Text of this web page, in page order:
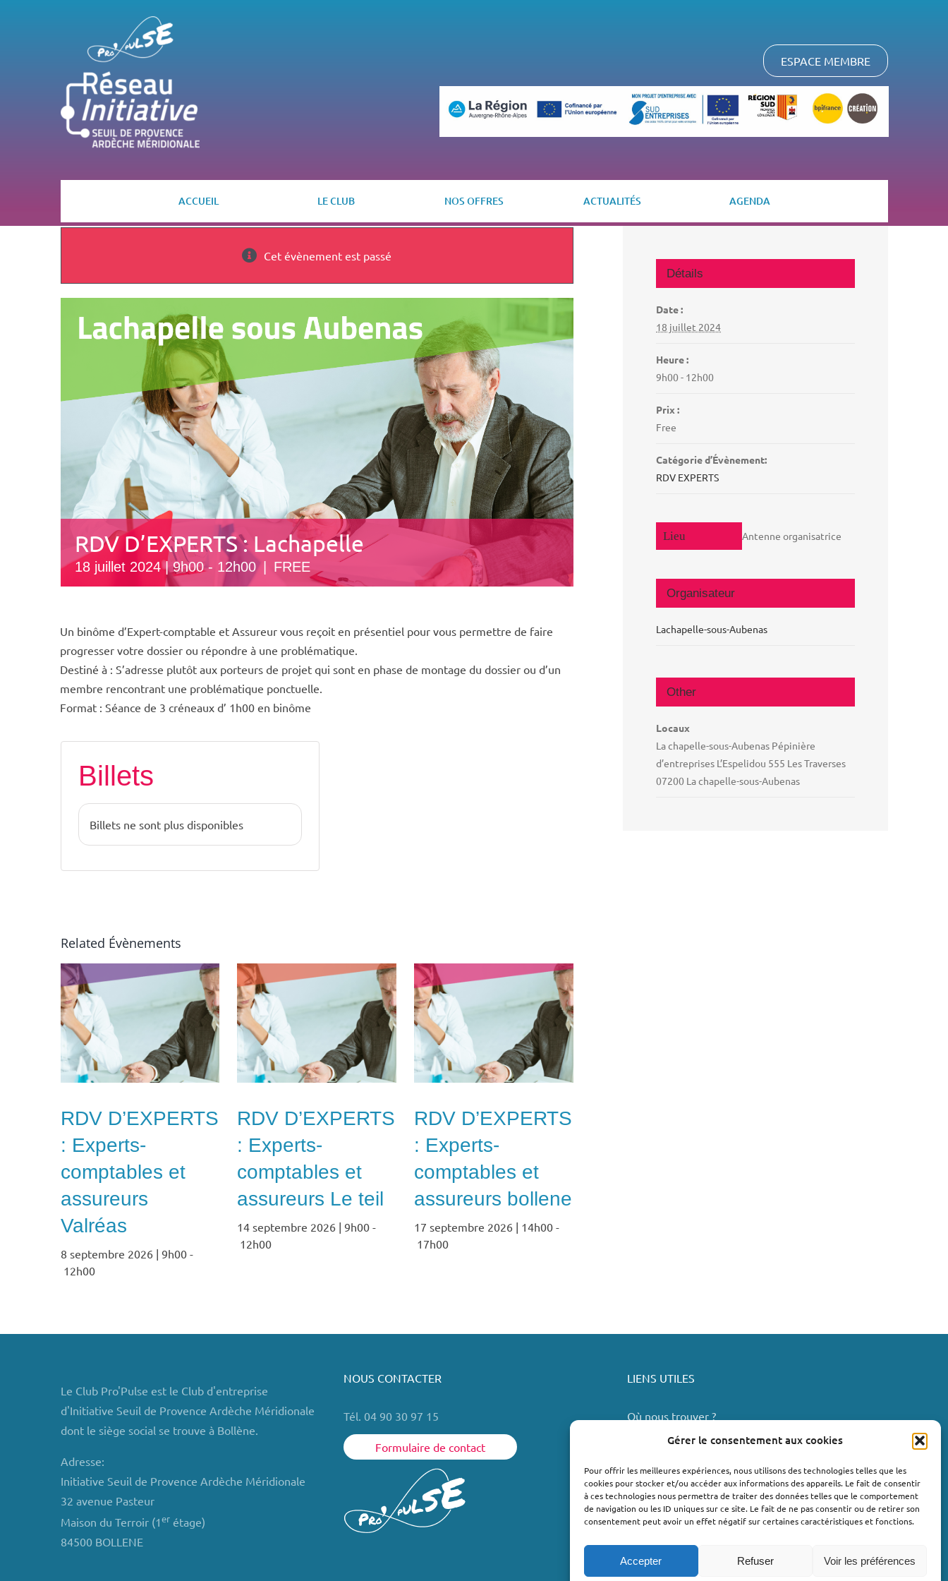
Gérer le consentement aux cookies
Pour offrir les meilleures expériences, nous utilisons des technologies telles que les
cookies pour stocker et/ou accéder aux informations des appareils. Le fait de consentir
à ces technologies nous permettra de traiter des données telles que le comportement
de navigation ou les ID uniques sur ce site. Le fait de ne pas consentir ou de retirer son
consentement peut avoir un effet négatif sur certaines caractéristiques et fonctions.
Accepter Refuser Voir les préférences
ESPACE MEMBRE
ACCUEIL LE CLUB NOS OFFRES ACTUALITÉS AGENDA
Cet évènement est passé
RDV D’EXPERTS : Lachapelle
18 juillet 2024 | 9h00- 12h00 FREE
Un binôme d’Expert-comptable et Assureur vous reçoit en présentiel pour vous permettre de faire
progresser votre dossier ou répondre à une problématique.
Destiné à : S’adresse plutôt aux porteurs de projet qui sont en phase de montage du dossier ou d’un
membre rencontrant une problématique ponctuelle.
Format : Séance de 3 créneaux d’ 1h00 en binôme
Billets
Billets ne sont plus disponibles
Related Évènements
RDV D’EXPERTS
: Experts-
comptables et
assureurs
Valréas
8 septembre 2026 | 9h00 -
12h00
RDV D’EXPERTS
: Experts-
comptables et
assureurs Le teil
14 septembre 2026 | 9h00 -
12h00
RDV D’EXPERTS
: Experts-
comptables et
assureurs bollene
17 septembre 2026 | 14h00 -
17h00
Détails
Date :
18 juillet 2024
Heure :
9h00 - 12h00
Prix :
Free
Catégorie d’Évènement:
RDV EXPERTS
Antenne organisatrice
Organisateur
Lachapelle-sous-Aubenas
Other
Locaux
La chapelle-sous-Aubenas Pépinière
d’entreprises L’Espelidou 555 Les Traverses
07200 La chapelle-sous-Aubenas
Le Club Pro'Pulse est le Club d'entreprise
d'Initiative Seuil de Provence Ardèche Méridionale
dont le siège social se trouve à Bollène.
Adresse:
Initiative Seuil de Provence Ardèche Méridionale
32 avenue Pasteur
Maison du Terroir (1erétage)
84500 BOLLENE
NOUS CONTACTER
Tél. 04 90 30 97 15
Formulaire de contact
LIENS UTILES
Où nous trouver ?
Valréas
Le Teil
Lachapelle-sous-Aubenas